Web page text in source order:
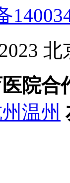
院合
温州